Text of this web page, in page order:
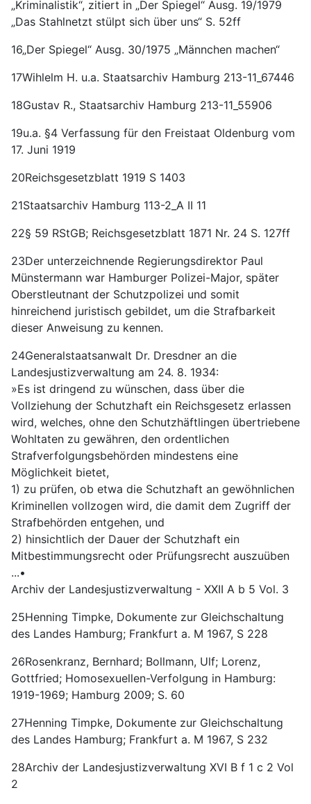
„Kriminalistik“, zitiert in „Der Spiegel“ Ausg. 19/1979
„Das Stahlnetzt stülpt sich über uns“ S. 52ff
16„Der Spiegel“ Ausg. 30/1975 „Männchen machen“
17Wihlelm H. u.a. Staatsarchiv Hamburg 213-11_67446
18Gustav R., Staatsarchiv Hamburg 213-11_55906
19u.a. §4 Verfassung für den Freistaat Oldenburg vom
17. Juni 1919
20Reichsgesetzblatt 1919 S 1403
21Staatsarchiv Hamburg 113-2_A II 11
22§ 59 RStGB; Reichsgesetzblatt 1871 Nr. 24 S. 127ff
23Der unterzeichnende Regierungsdirektor Paul
Münstermann war Hamburger Polizei-Major, später
Oberstleutnant der Schutzpolizei und somit
hinreichend juristisch gebildet, um die Strafbarkeit
dieser Anweisung zu kennen.
24Generalstaatsanwalt Dr. Dresdner an die
Landesjustizverwaltung am 24. 8. 1934:
»Es ist dringend zu wünschen, dass über die
Vollziehung der Schutzhaft ein Reichsgesetz erlassen
wird, welches, ohne den Schutzhäftlingen übertriebene
Wohltaten zu gewähren, den ordentlichen
Strafverfolgungsbehörden mindestens eine
Möglichkeit bietet,
1) zu prüfen, ob etwa die Schutzhaft an gewöhnlichen
Kriminellen vollzogen wird, die damit dem Zugriff der
Strafbehörden entgehen, und
2) hinsichtlich der Dauer der Schutzhaft ein
Mitbestimmungsrecht oder Prüfungsrecht auszuüben
...•
Archiv der Landesjustizverwaltung - XXII A b 5 Vol. 3
25Henning Timpke, Dokumente zur Gleichschaltung
des Landes Hamburg; Frankfurt a. M 1967, S 228
26Rosenkranz, Bernhard; Bollmann, Ulf; Lorenz,
Gottfried; Homosexuellen-Verfolgung in Hamburg:
1919-1969; Hamburg 2009; S. 60
27Henning Timpke, Dokumente zur Gleichschaltung
des Landes Hamburg; Frankfurt a. M 1967, S 232
28Archiv der Landesjustizverwaltung XVI B f 1 c 2 Vol
2